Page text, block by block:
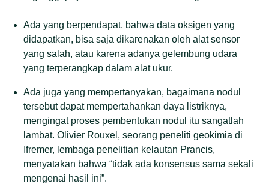
Ada yang berpendapat, bahwa data oksigen yang
didapatkan, bisa saja dikarenakan oleh alat sensor
yang salah, atau karena adanya gelembung udara
yang terperangkap dalam alat ukur.
Ada juga yang mempertanyakan, bagaimana nodul
tersebut dapat mempertahankan daya listriknya,
mengingat proses pembentukan nodul itu sangatlah
lambat. Olivier Rouxel, seorang peneliti geokimia di
Ifremer, lembaga penelitian kelautan Prancis,
menyatakan bahwa “tidak ada konsensus sama sekali
mengenai hasil ini”.